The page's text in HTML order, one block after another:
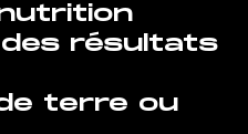
résultats
terre ou